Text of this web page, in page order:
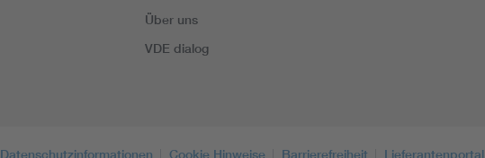
Über uns
VDE dialog
Datenschutzinformationen Cookie Hinweise Barrierefreiheit Lieferantenportal